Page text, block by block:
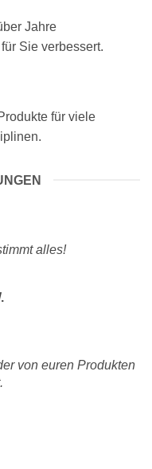
Jahre
Sie verbessert.
für viele
alles!
von euren Produkten